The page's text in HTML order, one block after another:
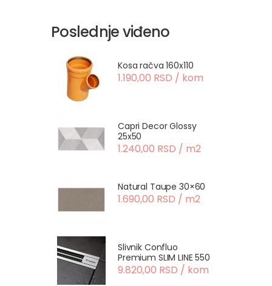
Poslednje viđeno
Kosa račva 160x110
1.190,00 RSD / kom
Capri Decor Glossy
25x50
1.240,00 RSD / m2
Natural Taupe 30×60
1.690,00 RSD / m2
Slivnik Confluo
Premium SLIM LINE 550
9.820,00 RSD / kom